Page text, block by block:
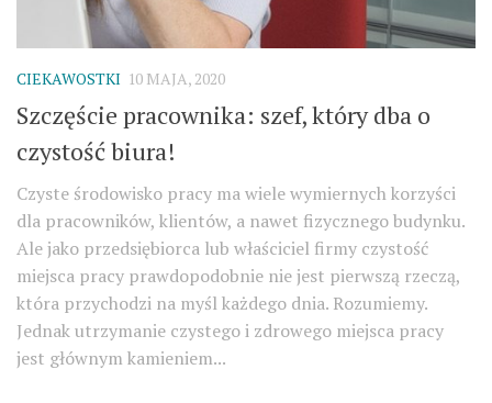
CIEKAWOSTKI 10 MAJA, 2020
Szczęście pracownika: szef, który dba o
czystość biura!
Czyste środowisko pracy ma wiele wymiernych korzyści
dla pracowników, klientów, a nawet fizycznego budynku.
Ale jako przedsiębiorca lub właściciel firmy czystość
miejsca pracy prawdopodobnie nie jest pierwszą rzeczą,
która przychodzi na myśl każdego dnia. Rozumiemy.
Jednak utrzymanie czystego i zdrowego miejsca pracy
jest głównym kamieniem...